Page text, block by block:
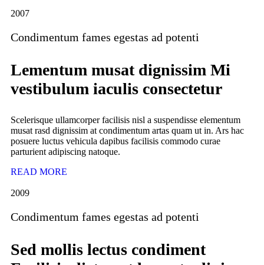
2007
Condimentum fames egestas ad potenti
Lementum musat dignissim Mi
vestibulum iaculis consectetur
Scelerisque ullamcorper facilisis nisl a suspendisse elementum
musat rasd dignissim at condimentum artas quam ut in. Ars hac
posuere luctus vehicula dapibus facilisis commodo curae
parturient adipiscing natoque.
READ MORE
2009
Condimentum fames egestas ad potenti
Sed mollis lectus condiment